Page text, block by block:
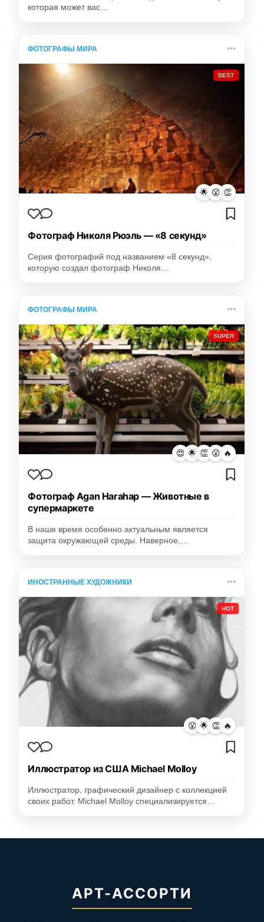
которая может вас…
ФОТОГРАФЫ МИРА
BEST
🌟 😮 👏
Фотограф Николя Рюэль — «8 секунд»
Серия фотографий под названием «8 секунд»,
которую создал фотограф Николя…
ФОТОГРАФЫ МИРА
SUPER
😍 🌟 👏 😮 🔥
Фотограф Agan Harahap — Животные в
супермаркете
В наше время особенно актуальным является
защита окружающей среды. Наверное,…
ИНОСТРАННЫЕ ХУДОЖНИКИ
HOT
😮 🌟 👏 🔥
Иллюстратор из США Michael Molloy
Иллюстратор, графический дизайнер с коллекцией
своих работ. Michael Molloy специализируется…
АРТ-АССОРТИ